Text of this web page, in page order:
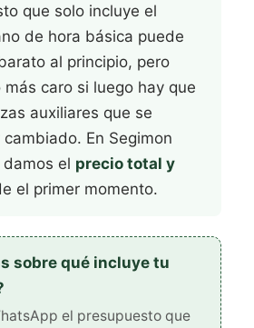
que solo incluye el
de hora básica puede
al principio, pero
caro si luego hay que
auxiliares que se
En Segimon
el precio total y
el primer momento.
sobre qué incluye tu
el presupuesto que